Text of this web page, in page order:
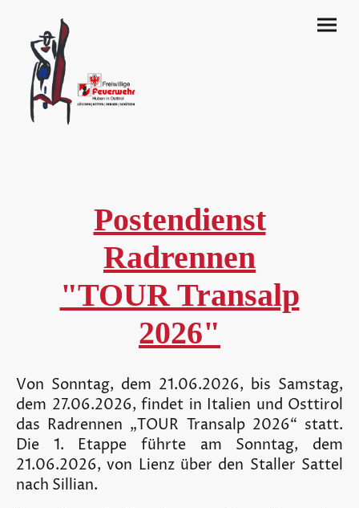
Postendienst
Radrennen
"TOUR Transalp
2026"
Von Sonntag, dem 21.06.2026, bis Samstag,
dem 27.06.2026, findet in Italien und Osttirol
das Radrennen „TOUR Transalp 2026“ statt.
Die 1. Etappe führte am Sonntag, dem
21.06.2026, von Lienz über den Staller Sattel
nach Sillian.